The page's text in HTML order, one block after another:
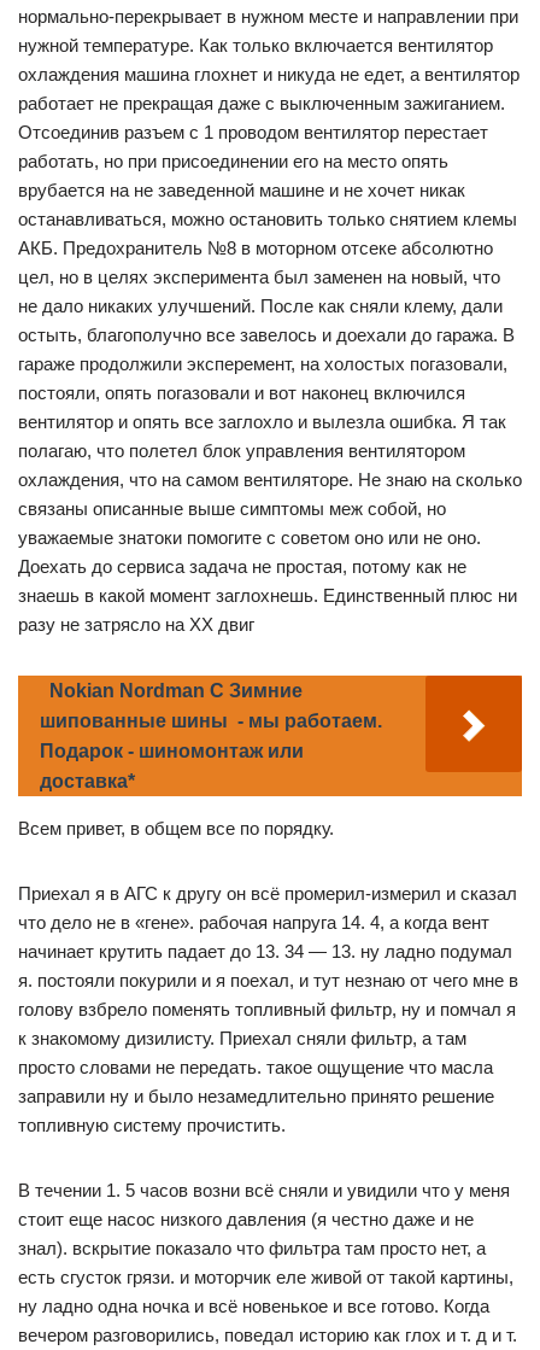
нормально-перекрывает в нужном месте и направлении при
нужной температуре. Как только включается вентилятор
охлаждения машина глохнет и никуда не едет, а вентилятор
работает не прекращая даже с выключенным зажиганием.
Отсоединив разъем с 1 проводом вентилятор перестает
работать, но при присоединении его на место опять
врубается на не заведенной машине и не хочет никак
останавливаться, можно остановить только снятием клемы
АКБ. Предохранитель №8 в моторном отсеке абсолютно
цел, но в целях эксперимента был заменен на новый, что
не дало никаких улучшений. После как сняли клему, дали
остыть, благополучно все завелось и доехали до гаража. В
гараже продолжили эксперемент, на холостых погазовали,
постояли, опять погазовали и вот наконец включился
вентилятор и опять все заглохло и вылезла ошибка. Я так
полагаю, что полетел блок управления вентилятором
охлаждения, что на самом вентиляторе. Не знаю на сколько
связаны описанные выше симптомы меж собой, но
уважаемые знатоки помогите с советом оно или не оно.
Доехать до сервиса задача не простая, потому как не
знаешь в какой момент заглохнешь. Единственный плюс ни
разу не затрясло на ХХ двиг
Nokian Nordman C Зимние
шипованные шины - мы работаем.
Подарок - шиномонтаж или
доставка*
Всем привет, в общем все по порядку.
Приехал я в АГС к другу он всё промерил-измерил и сказал
что дело не в «гене». рабочая напруга 14. 4, а когда вент
начинает крутить падает до 13. 34 — 13. ну ладно подумал
я. постояли покурили и я поехал, и тут незнаю от чего мне в
голову взбрело поменять топливный фильтр, ну и помчал я
к знакомому дизилисту. Приехал сняли фильтр, а там
просто словами не передать. такое ощущение что масла
заправили ну и было незамедлительно принято решение
топливную систему прочистить.
В течении 1. 5 часов возни всё сняли и увидили что у меня
стоит еще насос низкого давления (я честно даже и не
знал). вскрытие показало что фильтра там просто нет, а
есть сгусток грязи. и моторчик еле живой от такой картины,
ну ладно одна ночка и всё новенькое и все готово. Когда
вечером разговорились, поведал историю как глох и т. д и т.